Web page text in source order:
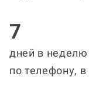
7
дней в
по телефону, в